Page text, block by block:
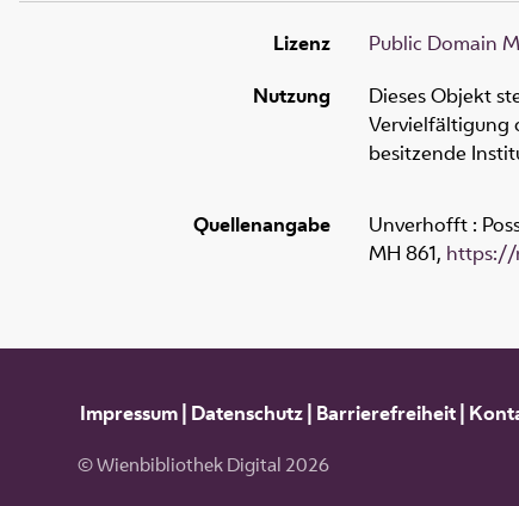
Lizenz
Public Domain
Nutzung
Dieses Objekt
Vervielfältigung
besitzende
Quellenangabe
Unverhofft :
MH 861, https://
Impressum| Datenschutz| Barrierefreiheit|
© Wienbibliothek Digital 2026